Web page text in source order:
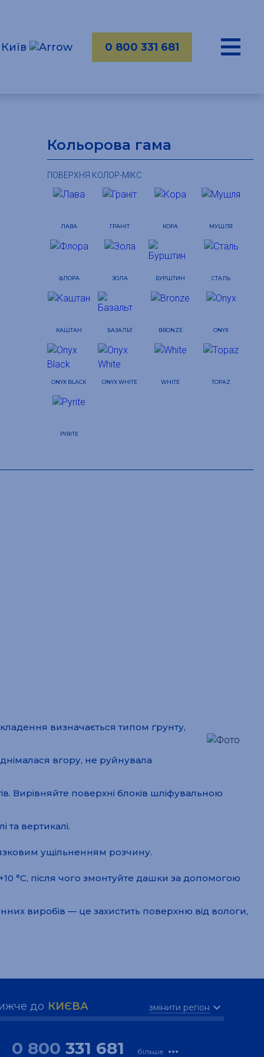
Київ 0 800 331 681
Кольорова гама
ПОВЕРХНЯ КОЛОР-МІКС
ЛАВА ГРАНІТ КОРА МУШЛЯ
ФЛОРА ЗОЛА БУРШТИН СТАЛЬ
КАШТАН БАЗАЛЬТ BRONZE ONYX
ONYX BLACK ONYX WHITE WHITE TOPAZ
PYRITE
визначається типом ґрунту,
вгору, не руйнувала
Вирівняйте поверхні блоків шліфувальною
вертикалі.
ущільненням розчину.
°C, після чого змонтуйте дашки за допомогою
виробів — це захистить поверхню від вологи,
до КИЄВА змінити регіон expand_more
0 800 331 681 більше more_horiz